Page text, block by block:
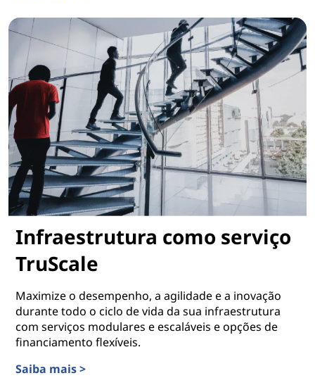
Infraestrutura como serviço
TruScale
Maximize o desempenho, a agilidade e a inovação
durante todo o ciclo de vida da sua infraestrutura
com serviços modulares e escaláveis e opções de
financiamento flexíveis.
Saiba mais >